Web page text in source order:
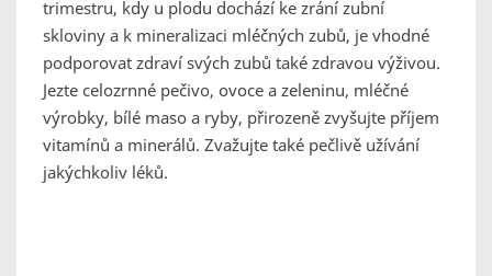
trimestru, kdy u plodu dochází ke zrání zubní
skloviny a k mineralizaci mléčných zubů, je vhodné
podporovat zdraví svých zubů také zdravou výživou.
Jezte celozrnné pečivo, ovoce a zeleninu, mléčné
výrobky, bílé maso a ryby, přirozeně zvyšujte příjem
vitamínů a minerálů. Zvažujte také pečlivě užívání
jakýchkoliv léků.